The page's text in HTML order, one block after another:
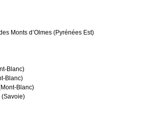
Monts d’Olmes (Pyrénées Est)
Blanc)
Blanc)
Blanc)
(Savoie)